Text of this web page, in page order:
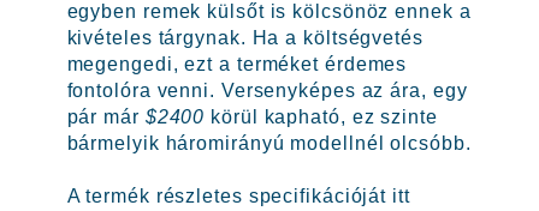
egyben remek külsőt is kölcsönöz ennek a
kivételes tárgynak. Ha a költségvetés
megengedi, ezt a terméket érdemes
fontolóra venni. Versenyképes az ára, egy
pár már $2400 körül kapható, ez szinte
bármelyik háromirányú modellnél olcsóbb.
A termék részletes specifikációját itt